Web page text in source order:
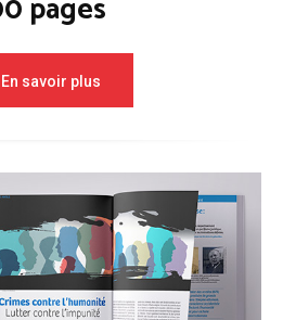
pages
En savoir plus